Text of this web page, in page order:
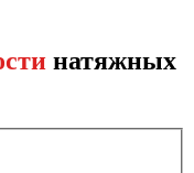
натяжных